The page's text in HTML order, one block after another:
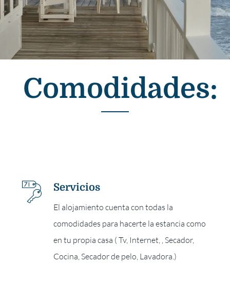
Comodidades:
Servicios
El alojamiento cuenta con todas la
comodidades para hacerte la estancia como
en tu propia casa ( Tv, Internet, , Secador,
Cocina, Secador de pelo, Lavadora.)